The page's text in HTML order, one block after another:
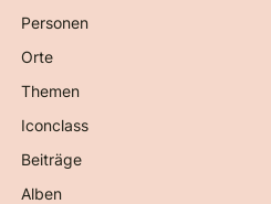
Personen
Orte
Themen
Iconclass
Beiträge
Alben